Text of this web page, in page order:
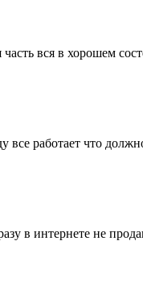
вся в хорошем
работает что
в интернете не